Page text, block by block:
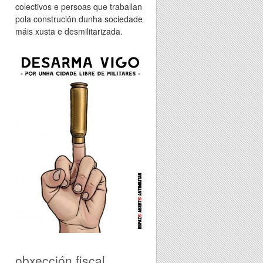
colectivos e persoas que traballan
pola construción dunha sociedade
máis xusta e desmilitarizada.